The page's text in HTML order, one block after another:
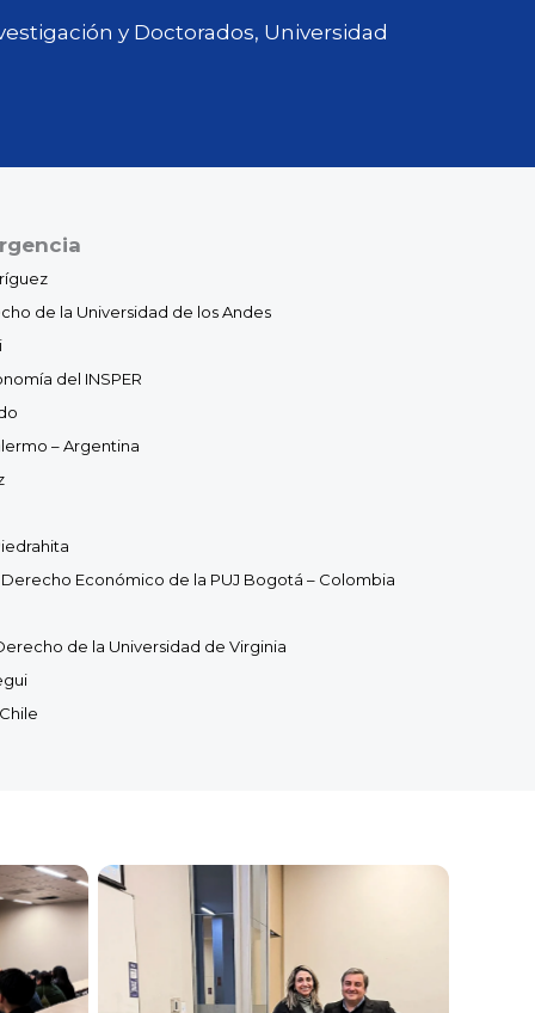
y Doctorados, Universidad
de la Universidad de los Andes
del INSPER
– Argentina
Económico de la PUJ Bogotá – Colombia
de la Universidad de Virginia